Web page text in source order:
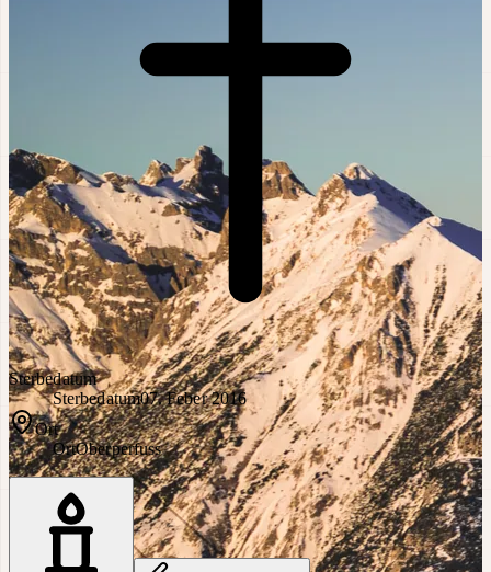
Sterbedatum
Sterbedatum07. Feber 2016
Ort
OrtOberperfuss